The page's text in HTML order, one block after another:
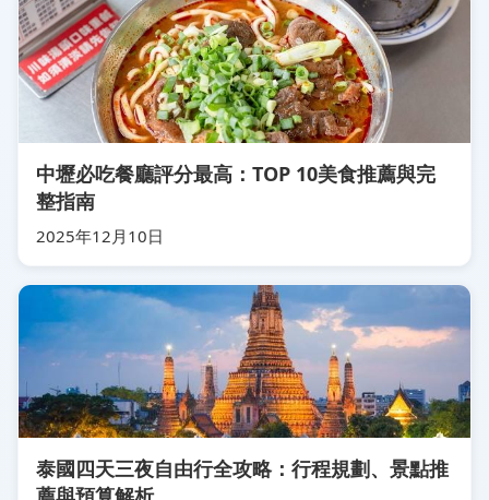
中壢必吃餐廳評分最高：TOP 10美食推薦與完
整指南
2025年12月10日
泰國四天三夜自由行全攻略：行程規劃、景點推